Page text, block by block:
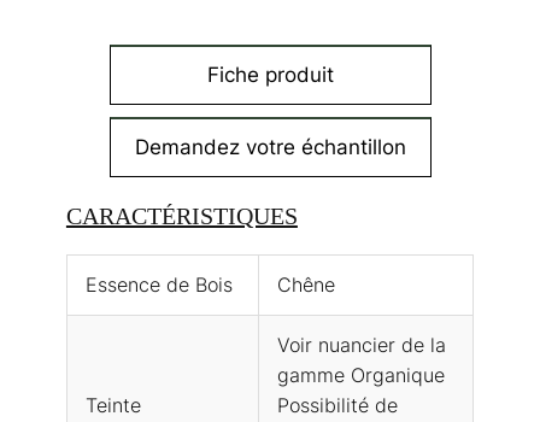
Fiche produit
Demandez votre échantillon
CARACTÉRISTIQUES
Essence de Bois Chêne
Teinte
Voir nuancier de la
gamme Organique
Possibilité de